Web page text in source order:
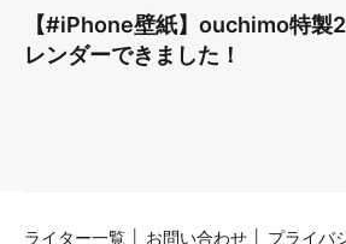
【#iPhone壁紙】ouchimo特製
レンダーできました！
ライター一覧 お問い合わせ プライバ